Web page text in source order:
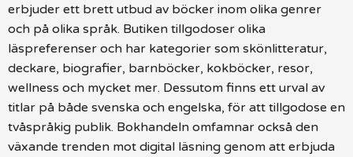
erbjuder ett brett utbud av böcker inom olika genrer
och på olika språk. Butiken tillgodoser olika
läspreferenser och har kategorier som skönlitteratur,
deckare, biografier, barnböcker, kokböcker, resor,
wellness och mycket mer. Dessutom finns ett urval av
titlar på både svenska och engelska, för att tillgodose en
tvåspråkig publik. Bokhandeln omfamnar också den
växande trenden mot digital läsning genom att erbjuda